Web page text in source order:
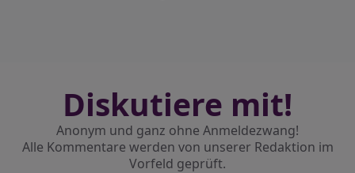
Diskutiere mit!
Anonym und ganz ohne Anmeldezwang!
Alle Kommentare werden von unserer Redaktion im
Vorfeld geprüft.